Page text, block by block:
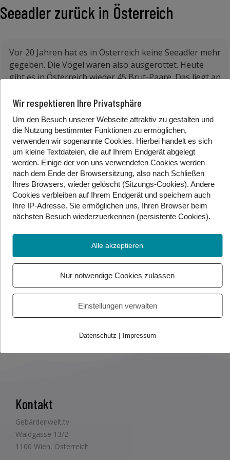
Seeadler zurück in Österreich
Vor 20 Jahren hat es in Österreich keine Seeadler mehr
gegeben. Die Vögel waren also ausgerottet. Heute
gibt es in Österreich wieder 45 Brut-Paare. Das liegt an
aber weiter bedroht. Die Tiere werden zum Beispiel
unerlaubt abgeschossen oder vergiftet. Menschliche
Technik kann für die Seeadler auch sehr gefährlich
sein. Zum Beispiel stoßen sie oft zusammen mit Autos,
Strom-Leitungen oder Windkraft-Anlangen.
Tier-Schützer*innenbeobachten das Verhalten von
den Seeadlern sehr genau. Damit können die Tiere in
Zukunft noch besser geschützt werden.
Quelle: APA
Foto/Video Credits: APA / Gebärdenwelt.tv
Beitrag teilen
Kontakt
Gebärdenwelt.tv
Waldgasse 13/2
1100 Wien, Österreich
Wir respektieren Ihre Privatsphäre
Um den Besuch unserer Webseite attraktiv zu gestalten und
die Nutzung bestimmter Funktionen zu ermöglichen,
verwenden wir sogenannte Cookies. Hierbei handelt es sich
um kleine Textdateien, die auf Ihrem Endgerät abgelegt
werden. Einige der von uns verwendeten Cookies werden
nach dem Ende der Browsersitzung, also nach Schließen
Ihres Browsers, wieder gelöscht (Sitzungs-Cookies). Andere
Cookies verbleiben auf Ihrem Endgerät und speichern auch
Ihre IP-Adresse. Sie ermöglichen uns, Ihren Browser beim
nächsten Besuch wiederzuerkennen (persistente Cookies).
Alle akzeptieren
Nur notwendige Cookies zulassen
Einstellungen verwalten
Datenschutz | Impressum